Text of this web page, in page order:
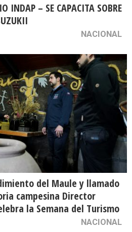
INDAP – SE CAPACITA SOBRE
NACIONAL
del Maule y llamado
campesina Director
la Semana del Turismo
NACIONAL